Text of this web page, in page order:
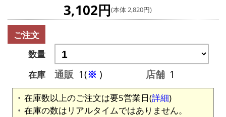
3,102円(本体 2,820円)
ご注文
数量
在庫
通販 1(※ ) 店舗 1
在庫数以上のご注文は要5営業日(詳細)
在庫の数はリアルタイムではありません。